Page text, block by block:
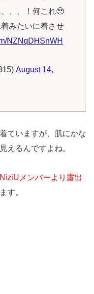
、、！何これ🥹
みたいに着させ
NZNqDHSnWH
August 14,
ていますが、肌にかな
えるんですよね。
メンバーより露出
す。